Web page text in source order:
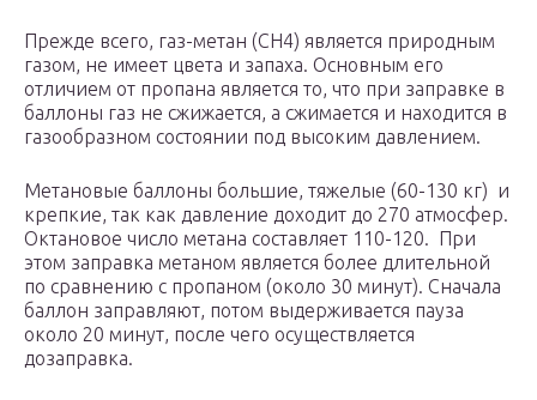
Прежде всего, газ-метан (СН4) является природным
газом, не имеет цвета и запаха. Основным его
отличием от пропана является то, что при заправке в
баллоны газ не сжижается, а сжимается и находится в
газообразном состоянии под высоким давлением.
Метановые баллоны большие, тяжелые (60-130 кг) и
крепкие, так как давление доходит до 270 атмосфер.
Октановое число метана составляет 110-120. При
этом заправка метаном является более длительной
по сравнению с пропаном (около 30 минут). Сначала
баллон заправляют, потом выдерживается пауза
около 20 минут, после чего осуществляется
дозаправка.